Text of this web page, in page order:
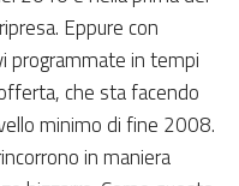
Eppure con
programmate in tempi
che sta facendo
minimo di fine 2008.
in maniera